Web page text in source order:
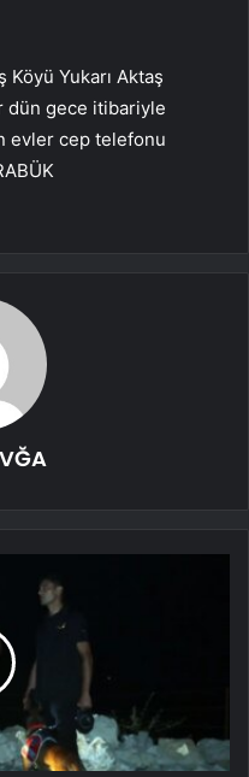
Köyü Yukarı Aktaş
dün gece itibariyle
evler cep telefonu